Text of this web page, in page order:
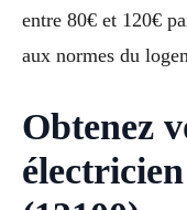
entre 80€ et 120€
aux normes du
Obtenez